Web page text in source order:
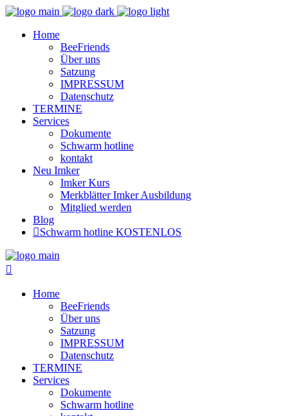
Home
BeeFriends
Über uns
Satzung
IMPRESSUM
Datenschutz
TERMINE
Services
Dokumente
Schwarm hotline
kontakt
Neu Imker
Imker Kurs
Merkblätter Imker Ausbildung
Mitglied werden
Blog
Schwarm hotline KOSTENLOS
Home
BeeFriends
Über uns
Satzung
IMPRESSUM
Datenschutz
TERMINE
Services
Dokumente
Schwarm hotline